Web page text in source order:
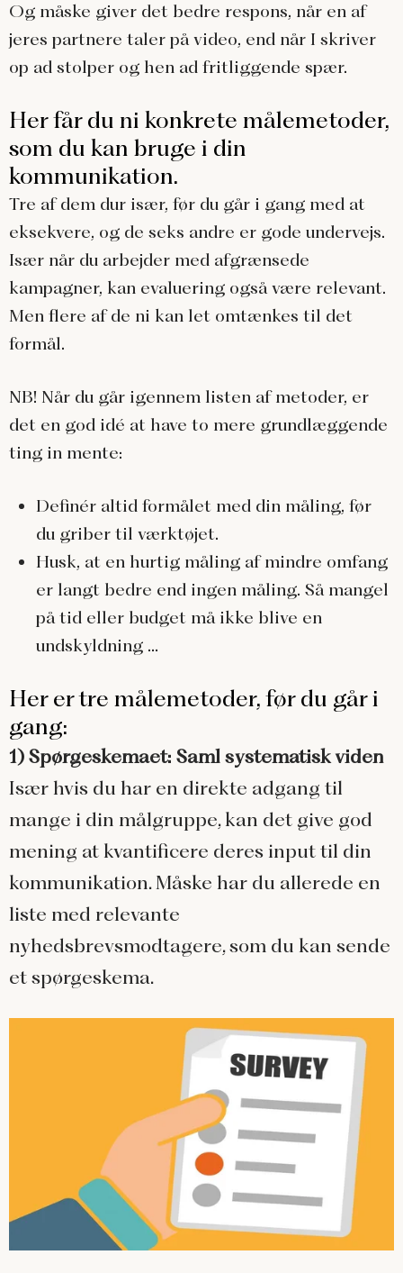
Og måske giver det bedre respons, når en af
jeres partnere taler på video, end når I skriver
op ad stolper og hen ad fritliggende spær.
Her får du ni konkrete målemetoder,
som du kan bruge i din
kommunikation.
Tre af dem dur især, før du går i gang med at
eksekvere, og de seks andre er gode undervejs.
Især når du arbejder med afgrænsede
kampagner, kan evaluering også være relevant.
Men flere af de ni kan let omtænkes til det
formål.
NB! Når du går igennem listen af metoder, er
det en god idé at have to mere grundlæggende
ting in mente:
Definér altid formålet med din måling, før
du griber til værktøjet.
Husk, at en hurtig måling af mindre omfang
er langt bedre end ingen måling. Så mangel
på tid eller budget må ikke blive en
undskyldning …
Her er tre målemetoder, før du går i
gang:
1) Spørgeskemaet: Saml systematisk viden
Især hvis du har en direkte adgang til
mange i din målgruppe, kan det give god
mening at kvantificere deres input til din
kommunikation. Måske har du allerede en
liste med relevante
nyhedsbrevsmodtagere, som du kan sende
et spørgeskema.